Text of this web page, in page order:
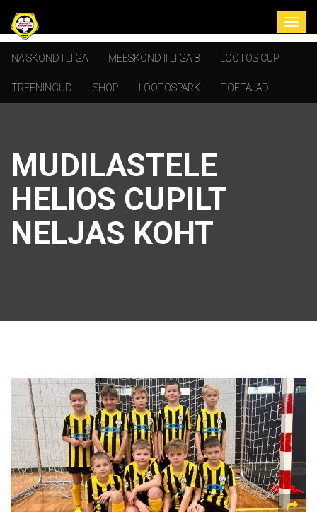
NAISKOND I LIIGA MEESKOND II LIIGA B LOOTOS CUP
TREENINGUD SHOP LOOTOSPARK TOETAJAD
MUDILASTELE
HELIOS CUPILT
NELJAS KOHT